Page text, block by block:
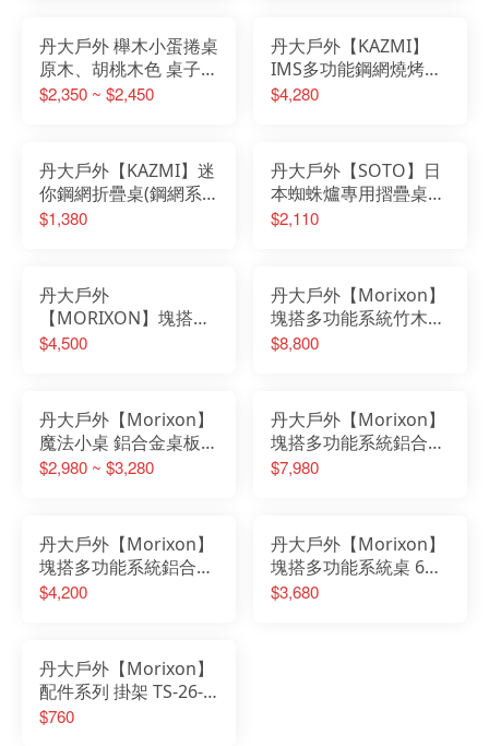
丹大戶外 櫸木小蛋捲桌
原木、胡桃木色 桌子│
折疊桌│小桌│餐桌│木
$2,350 ~ $2,450
丹大戶外【KAZMI】
IMS多功能鋼網燒烤桌
含收納袋 K20T3U006│
桌
$4,280
丹大戶外【KAZMI】迷
你鋼網折疊桌(鋼網系
列) K8T3U011｜露營
$1,380
丹大戶外【SOTO】日
本蜘蛛爐專用摺疊桌
ST-3107 桌子｜摺疊桌
$2,110
丹大戶外
【MORIXON】塊搭多
功能系統竹木桌 8片
$4,500
丹大戶外【Morixon】
塊搭多功能系統竹木桌
套組 MT-3B
$8,800
丹大戶外【Morixon】
魔法小桌 鋁合金桌板
MT-5A、橡木桌板MT-
$2,980 ~ $3,280
丹大戶外【Morixon】
塊搭多功能系統鋁合金
桌套組 MT-3A 桌子│摺
$7,980
丹大戶外【Morixon】
塊搭多功能系統鋁合金
桌 8片 MT-2A
$4,200
丹大戶外【Morixon】
塊搭多功能系統桌 6片
MT-1A-6
$3,680
丹大戶外【Morixon】
配件系列 掛架 TS-26-1
毛巾架│組合架│戶外餐
$760